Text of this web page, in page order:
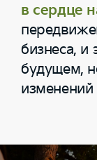
в сердце
бизнеса, и
будущем,
изменений